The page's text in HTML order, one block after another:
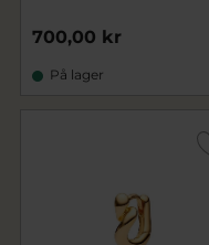
700,00 kr
På lager